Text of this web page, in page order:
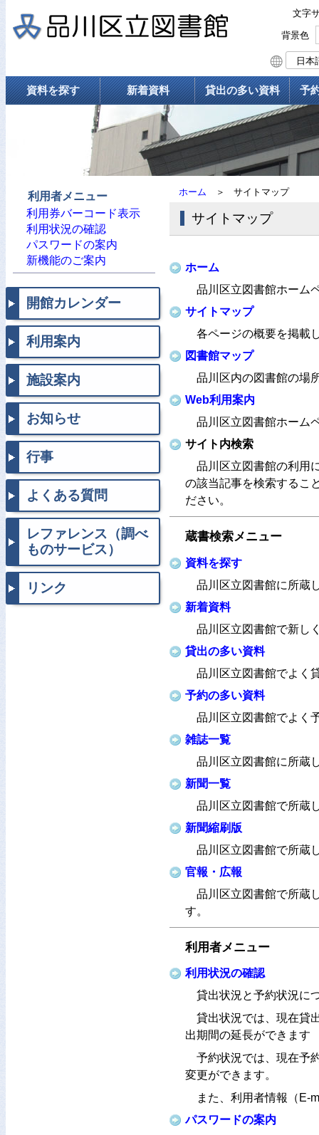
文字
背景色
資料を探す 新着資料 貸出の多い資料 予
利用者メニュー
利用券バーコード表示
利用状況の確認
パスワードの案内
新機能のご案内
開館カレンダー
利用案内
施設案内
お知らせ
行事
よくある質問
レファレンス（調べ
ものサービス）
リンク
ホーム ＞ サイトマップ
サイトマップ
ホーム
品川区立図書館ホーム
サイトマップ
各ページの概要を掲載
図書館マップ
品川区内の図書館の場
Web利用案内
品川区立図書館ホーム
サイト内検索
品川区立図書館の利用
の該当記事を検索するこ
ださい。
蔵書検索メニュー
資料を探す
品川区立図書館に所蔵
新着資料
品川区立図書館で新し
貸出の多い資料
品川区立図書館でよく
予約の多い資料
品川区立図書館でよく
雑誌一覧
品川区立図書館に所蔵
新聞一覧
品川区立図書館で所蔵
新聞縮刷版
品川区立図書館で所蔵
官報・広報
品川区立図書館で所蔵
す。
利用者メニュー
利用状況の確認
貸出状況と予約状況に
貸出状況では、現在貸
出期間の延長ができます
予約状況では、現在予
変更ができます。
また、利用者情報（E-
パスワードの案内